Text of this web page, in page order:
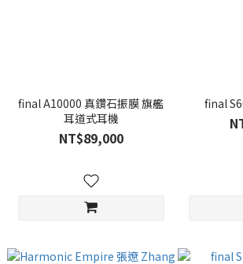
final A10000 真鑽石振膜 旗艦
耳道式耳機
NT$89,000
final